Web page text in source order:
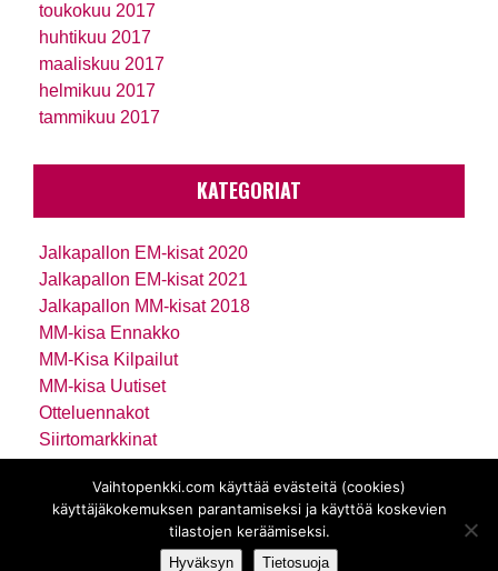
toukokuu 2017
huhtikuu 2017
maaliskuu 2017
helmikuu 2017
tammikuu 2017
KATEGORIAT
Jalkapallon EM-kisat 2020
Jalkapallon EM-kisat 2021
Jalkapallon MM-kisat 2018
MM-kisa Ennakko
MM-Kisa Kilpailut
MM-kisa Uutiset
Otteluennakot
Siirtomarkkinat
Vedonlyönti
Viikkokatsaus
Vaihtopenkki.com käyttää evästeitä (cookies)
käyttäjäkokemuksen parantamiseksi ja käyttöä koskevien
tilastojen keräämiseksi.
Hyväksyn Tietosuoja